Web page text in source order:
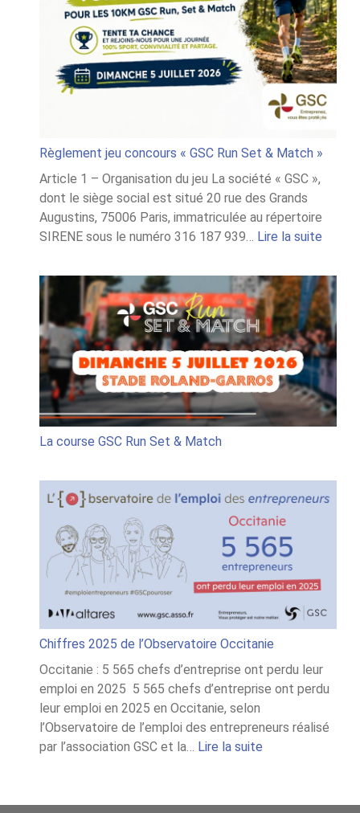
Règlement jeu concours « GSC Run Set & Match »
Article 1 – Organisation du jeu La société « GSC »,
dont le siège social est situé 20 rue des Grands
Augustins, 75006 Paris, immatriculée au répertoire
SIRENE sous le numéro 316 187 939… Lire la suite:
jeu
« GSC
Run
Set
&
Match
La course GSC Run Set & Match
Chiffres 2025 de l’Observatoire Occitanie
Occitanie : 5 565 chefs d’entreprise ont perdu leur
emploi en 2025 5 565 chefs d’entreprise ont perdu
leur emploi en 2025 en Occitanie, selon
l’Observatoire de l’emploi des entrepreneurs réalisé
par l’association GSC et la… Lire la suite:
de